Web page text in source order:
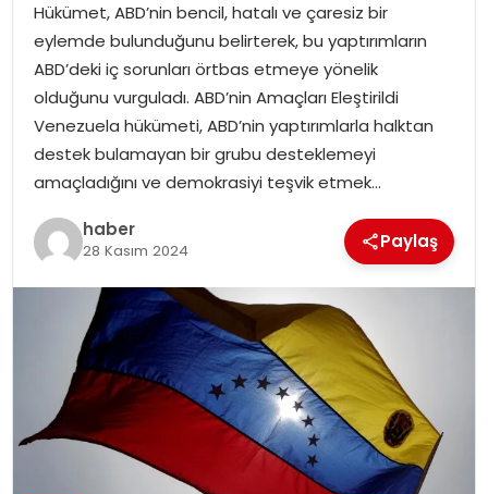
SPOR
EĞITIM
TEKNOLOJI
Hükümet, ABD’nin bencil, hatalı ve çaresiz bir
eylemde bulunduğunu belirterek, bu yaptırımların
ABD’deki iç sorunları örtbas etmeye yönelik
olduğunu vurguladı. ABD’nin Amaçları Eleştirildi
Venezuela hükümeti, ABD’nin yaptırımlarla halktan
destek bulamayan bir grubu desteklemeyi
amaçladığını ve demokrasiyi teşvik etmek…
haber
28 Kasım 2024 Paylaş